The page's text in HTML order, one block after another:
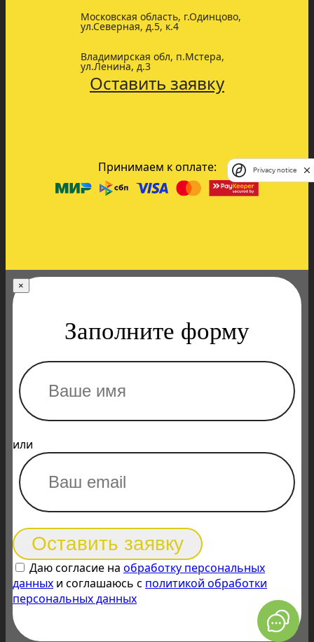
Московская область, г.Одинцово,
ул.Северная, д.5, к.4
Владимирская обл, п.Мстера,
ул.Ленина, д.3
Оставить заявку
Принимаем к оплате:
×
Заполните форму
или
Оставить заявку
Даю согласие на обработку персональных
данных и соглашаюсь с политикой обработки
персональных данных
Privacy notice